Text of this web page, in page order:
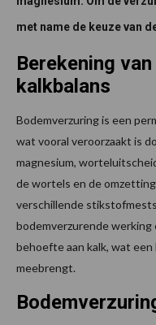
met name de keuze van
Berekening
kalkbalans
Bodemverzuring is een
wat vooral veroorzaakt is
magnesium,
de wortels en de
verschillende
bodemverzurende
behoefte aan kalk, wat
meebrengt.